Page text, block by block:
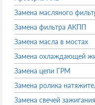
Замена масляного
Замена фильтра АКПП
Замена масла в мостах
Замена охлаждающей
Замена цепи ГРМ
Замена ролика
Замена свечей зажигания